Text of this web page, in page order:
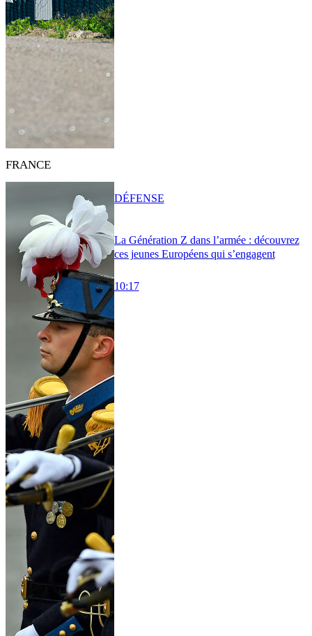
FRANCE
La Génération Z dans l’armée : découvrez
ces jeunes Européens qui s’engagent
10:17
DÉFENSE